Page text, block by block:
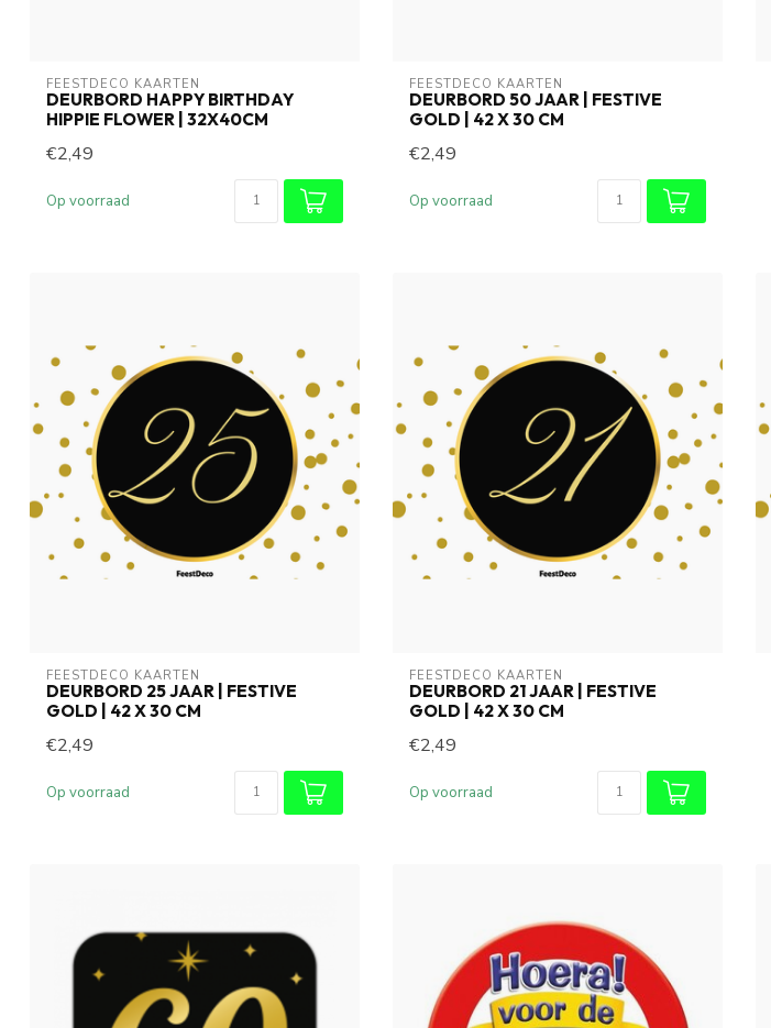
FEESTDECO KAARTEN
DEURBORD HAPPY BIRTHDAY
HIPPIE FLOWER | 32X40CM
€2,49
Op voorraad
FEESTDECO KAARTEN
DEURBORD 50 JAAR | FESTIVE
GOLD | 42 X 30 CM
€2,49
Op voorraad
FEESTDECO KAARTEN
DEURBORD 25 JAAR | FESTIVE
GOLD | 42 X 30 CM
€2,49
Op voorraad
FEESTDECO KAARTEN
DEURBORD 21 JAAR | FESTIVE
GOLD | 42 X 30 CM
€2,49
Op voorraad